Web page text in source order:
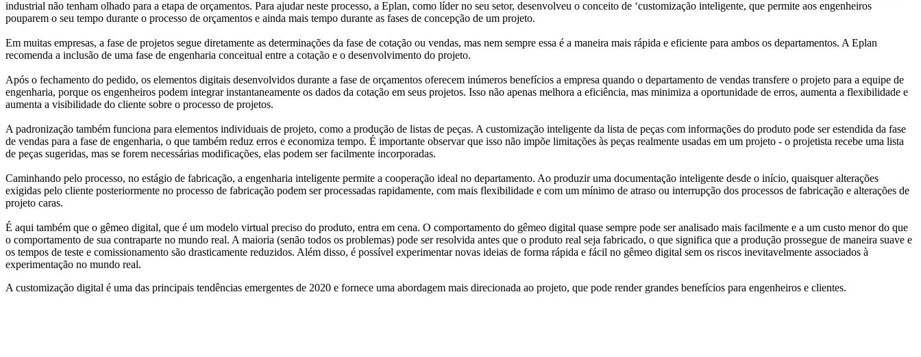
industrial não tenham olhado para a etapa de orçamentos. Para ajudar neste processo, a Eplan, como líder no seu setor, desenvolveu o conceito de ‘customização inteligente, que permite aos engenheiros
pouparem o seu tempo durante o processo de orçamentos e ainda mais tempo durante as fases de concepção de um projeto.
Em muitas empresas, a fase de projetos segue diretamente as determinações da fase de cotação ou vendas, mas nem sempre essa é a maneira mais rápida e eficiente para ambos os departamentos. A Eplan
recomenda a inclusão de uma fase de engenharia conceitual entre a cotação e o desenvolvimento do projeto.
Após o fechamento do pedido, os elementos digitais desenvolvidos durante a fase de orçamentos oferecem inúmeros benefícios a empresa quando o departamento de vendas transfere o projeto para a equipe de
engenharia, porque os engenheiros podem integrar instantaneamente os dados da cotação em seus projetos. Isso não apenas melhora a eficiência, mas minimiza a oportunidade de erros, aumenta a flexibilidade e
aumenta a visibilidade do cliente sobre o processo de projetos.
A padronização também funciona para elementos individuais de projeto, como a produção de listas de peças. A customização inteligente da lista de peças com informações do produto pode ser estendida da fase
de vendas para a fase de engenharia, o que também reduz erros e economiza tempo. É importante observar que isso não impõe limitações às peças realmente usadas em um projeto - o projetista recebe uma lista
de peças sugeridas, mas se forem necessárias modificações, elas podem ser facilmente incorporadas.
Caminhando pelo processo, no estágio de fabricação, a engenharia inteligente permite a cooperação ideal no departamento. Ao produzir uma documentação inteligente desde o início, quaisquer alterações
exigidas pelo cliente posteriormente no processo de fabricação podem ser processadas rapidamente, com mais flexibilidade e com um mínimo de atraso ou interrupção dos processos de fabricação e alterações de
projeto caras.
É aqui também que o gêmeo digital, que é um modelo virtual preciso do produto, entra em cena. O comportamento do gêmeo digital quase sempre pode ser analisado mais facilmente e a um custo menor do que
o comportamento de sua contraparte no mundo real. A maioria (senão todos os problemas) pode ser resolvida antes que o produto real seja fabricado, o que significa que a produção prossegue de maneira suave e
os tempos de teste e comissionamento são drasticamente reduzidos. Além disso, é possível experimentar novas ideias de forma rápida e fácil no gêmeo digital sem os riscos inevitavelmente associados à
experimentação no mundo real.
A customização digital é uma das principais tendências emergentes de 2020 e fornece uma abordagem mais direcionada ao projeto, que pode render grandes benefícios para engenheiros e clientes.